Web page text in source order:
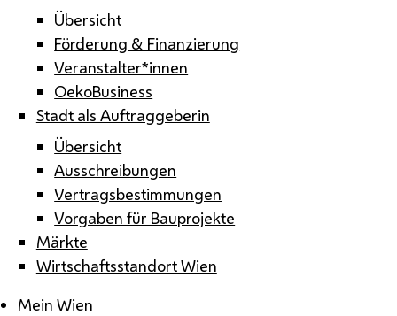
Übersicht
Förderung & Finanzierung
Veranstalter*innen
OekoBusiness
Stadt als Auftraggeberin
Übersicht
Ausschreibungen
Vertragsbestimmungen
Vorgaben für Bauprojekte
Märkte
Wirtschaftsstandort Wien
Mein Wien